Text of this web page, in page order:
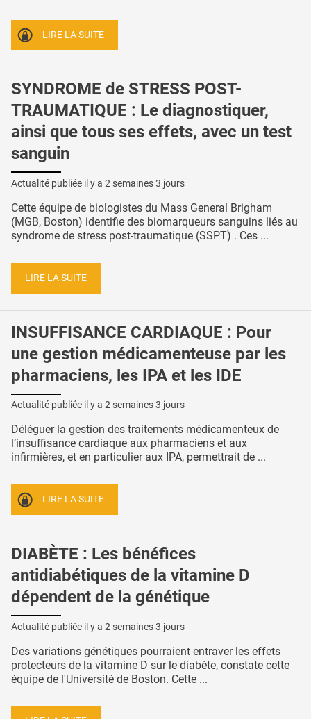
LIRE LA SUITE
SYNDROME de STRESS POST-
TRAUMATIQUE : Le diagnostiquer,
ainsi que tous ses effets, avec un test
sanguin
Actualité publiée il y a 2 semaines 3 jours
Cette équipe de biologistes du Mass General Brigham
(MGB, Boston) identifie des biomarqueurs sanguins liés au
syndrome de stress post-traumatique (SSPT) . Ces ...
LIRE LA SUITE
INSUFFISANCE CARDIAQUE : Pour
une gestion médicamenteuse par les
pharmaciens, les IPA et les IDE
Actualité publiée il y a 2 semaines 3 jours
Déléguer la gestion des traitements médicamenteux de
l’insuffisance cardiaque aux pharmaciens et aux
infirmières, et en particulier aux IPA, permettrait de ...
LIRE LA SUITE
DIABÈTE : Les bénéfices
antidiabétiques de la vitamine D
dépendent de la génétique
Actualité publiée il y a 2 semaines 3 jours
Des variations génétiques pourraient entraver les effets
protecteurs de la vitamine D sur le diabète, constate cette
équipe de l'Université de Boston. Cette ...